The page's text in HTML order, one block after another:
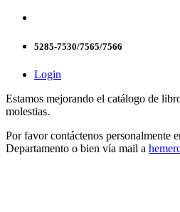
5285-7530/7565/7566
Login
Estamos mejorando el catálogo de
molestias.
Por favor contáctenos personalmente
Departamento o bien vía mail a